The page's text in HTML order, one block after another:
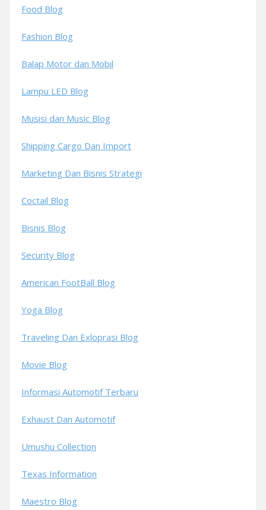
Food Blog
Fashion Blog
Balap Motor dan Mobil
Lampu LED Blog
Musisi dan Music Blog
Shipping Cargo Dan Import
Marketing Dan Bisnis Strategi
Coctail Blog
Bisnis Blog
Security Blog
American FootBall Blog
Yoga Blog
Traveling Dan Exloprasi Blog
Movie Blog
Informasi Automotif Terbaru
Exhaust Dan Automotif
Umushu Collection
Texas Information
Maestro Blog